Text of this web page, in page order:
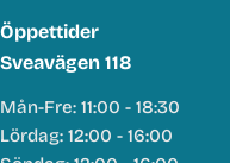
Öppettider
Sveavägen 118
Mån-Fre: 11:00 - 18:30
Lördag: 12:00 - 16:00